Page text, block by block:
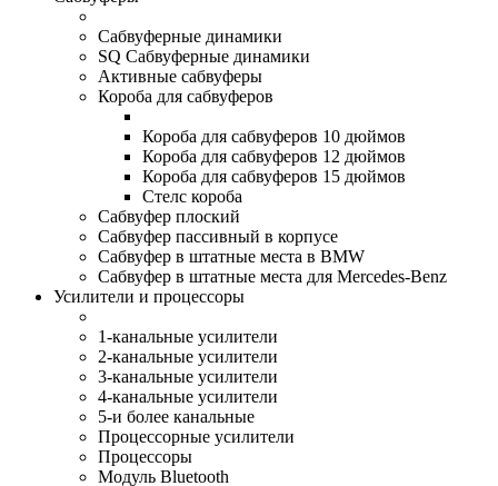
Сабвуферные динамики
SQ Сабвуферные динамики
Активные сабвуферы
Короба для сабвуферов
Короба для сабвуферов 10 дюймов
Короба для сабвуферов 12 дюймов
Короба для сабвуферов 15 дюймов
Стелс короба
Cабвуфер плоский
Сабвуфер пассивный в корпусе
Сабвуфер в штатные места в BMW
Сабвуфер в штатные места для Mercedes-Benz
Усилители и процессоры
1-канальные усилители
2-канальные усилители
3-канальные усилители
4-канальные усилители
5-и более канальные
Процессорные усилители
Процессоры
Модуль Bluetooth